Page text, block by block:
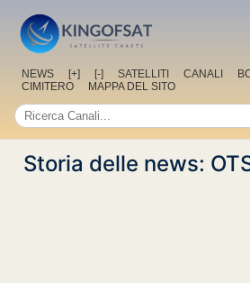
NEWS [+] [-] SATELLITI CANALI
CIMITERO
MAPPA DEL SITO
Storia delle news: